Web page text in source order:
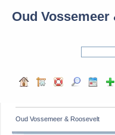
Oud Vossemeer
Oud Vossemeer & Roosevelt